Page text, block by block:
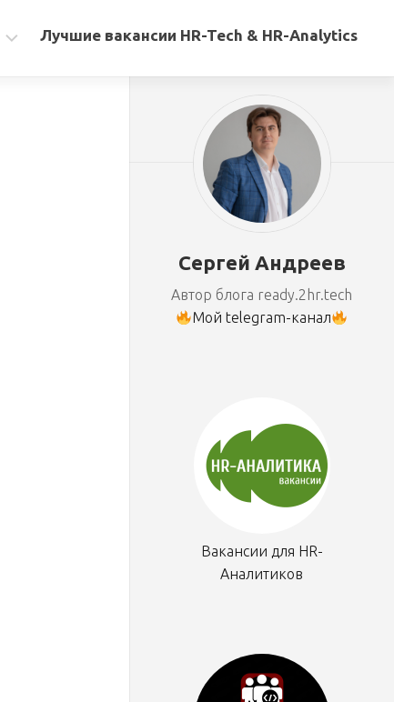
Лучшие вакансии HR-Tech & HR-Analytics
Сергей Андреев
Автор блога ready.2hr.tech
Мой telegram-канал
Вакансии для HR-
Аналитиков